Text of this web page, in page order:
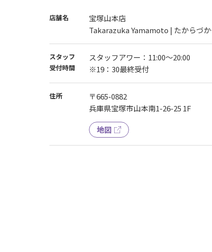
店舗名
宝塚山本店
Takarazuka Yamamoto | たからづ
スタッフ
受付時間
スタッフアワー：11:00～20:00
※19：30最終受付
住所
〒665-0882
兵庫県宝塚市山本南1-26-25 1F
地図